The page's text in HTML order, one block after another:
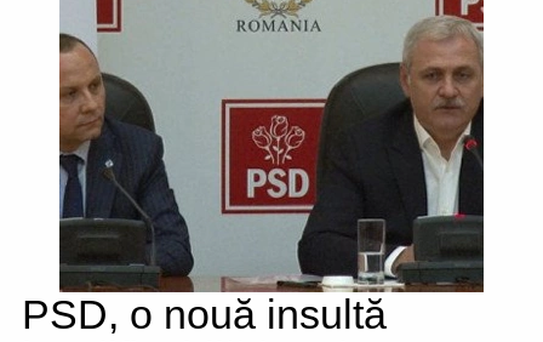
PSD, o nouă insultă